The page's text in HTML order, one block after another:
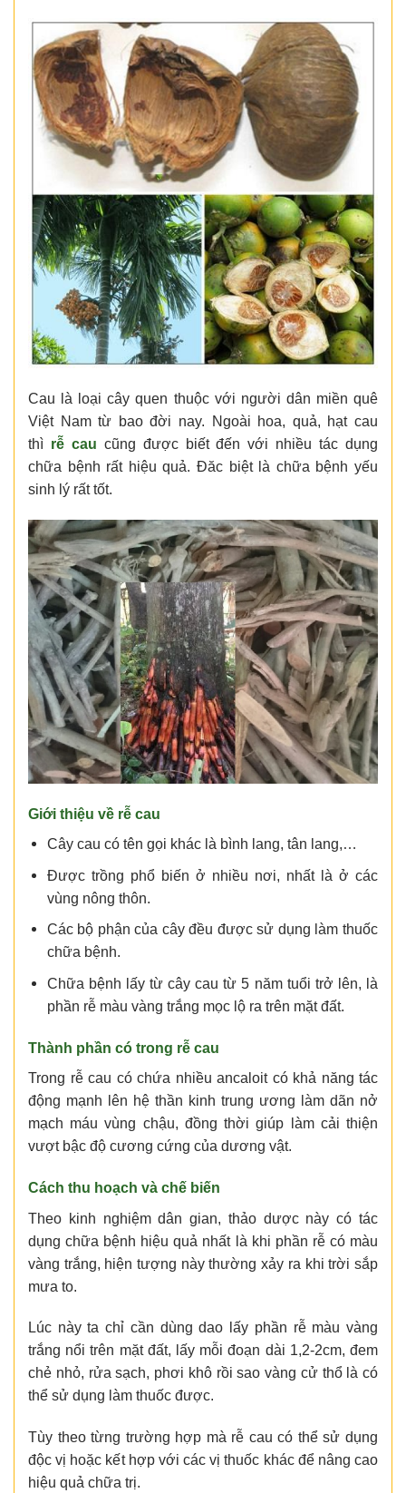
Cau là loại cây quen thuộc với người dân miền quê
Việt Nam từ bao đời nay. Ngoài hoa, quả, hạt cau
thì rễ cau cũng được biết đến với nhiều tác dụng
chữa bệnh rất hiệu quả. Đăc biệt là chữa bệnh yếu
sinh lý rất tốt.
Giới thiệu về rễ cau
Cây cau có tên gọi khác là bình lang, tân lang,…
Được trồng phổ biến ở nhiều nơi, nhất là ở các
vùng nông thôn.
Các bộ phận của cây đều được sử dụng làm thuốc
chữa bệnh.
Chữa bệnh lấy từ cây cau từ 5 năm tuổi trở lên, là
phần rễ màu vàng trắng mọc lộ ra trên mặt đất.
Thành phần có trong rễ cau
Trong rễ cau có chứa nhiều ancaloit có khả năng tác
động mạnh lên hệ thần kinh trung ương làm dãn nở
mạch máu vùng chậu, đồng thời giúp làm cải thiện
vượt bậc độ cương cứng của dương vật.
Cách thu hoạch và chế biến
Theo kinh nghiệm dân gian, thảo dược này có tác
dụng chữa bệnh hiệu quả nhất là khi phần rễ có màu
vàng trắng, hiện tượng này thường xảy ra khi trời sắp
mưa to.
Lúc này ta chỉ cần dùng dao lấy phần rễ màu vàng
trắng nổi trên mặt đất, lấy mỗi đoạn dài 1,2-2cm, đem
chẻ nhỏ, rửa sạch, phơi khô rồi sao vàng cử thổ là có
thể sử dụng làm thuốc được.
Tùy theo từng trường hợp mà rễ cau có thể sử dụng
độc vị hoặc kết hợp với các vị thuốc khác để nâng cao
hiệu quả chữa trị.